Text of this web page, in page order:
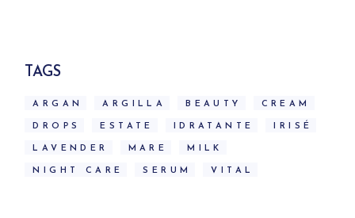
TAGS
ARGAN ARGILLA BEAUTY CREAM
DROPS ESTATE IDRATANTE IRISÉ
LAVENDER MARE MILK
NIGHT CARE SERUM VITAL